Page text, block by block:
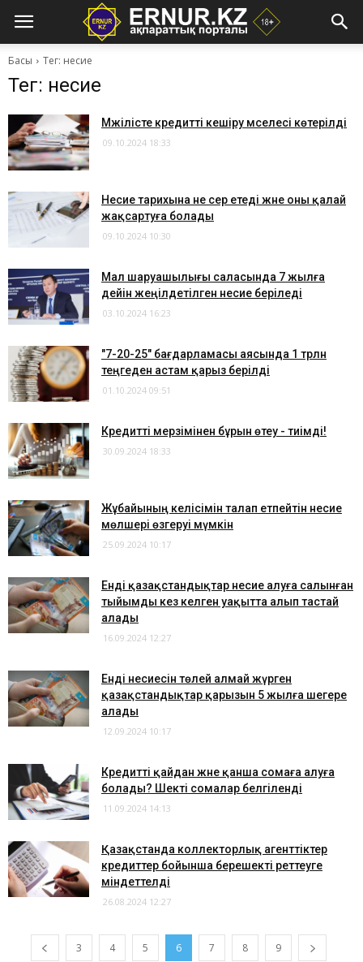
Басы Тег: несие
Тег: несие
Мәжілісте кредитті кешіру мәселесі көтерілді
09.10.2024 18:33
​Несие тарихына не әсер етеді және оны қалай
жақсартуға болады
09.10.2024 10:30
Мал шаруашылығы саласында 7 жылға
дейін жеңілдетілген несие беріледі
03.10.2024 16:23
"7-20-25" бағдарламасы аясында 1 трлн
теңгеден астам қарыз берілді
01.10.2024 09:51
​Кредитті мерзімінен бұрын өтеу - тиімді!
30.09.2024 18:33
Жұбайының келісімін талап етпейтін несие
мөлшері өзгеруі мүмкін
25.09.2024 10:17
Енді қазақстандықтар несие алуға салынған
тыйымды кез келген уақытта алып тастай
алады
16.09.2024 12:27
Енді несиесін төлей алмай жүрген
қазақстандықтар қарызын 5 жылға шегере
алады
12.09.2024 10:17
Кредитті қайдан және қанша сомаға алуға
болады? Шекті сомалар белгіленді
11.09.2024 14:13
Қазақстанда коллекторлық агенттіктер
кредиттер бойынша берешекті реттеуге
міндеттелді
26.08.2024 12:27
3 4 5 6 7 8 9